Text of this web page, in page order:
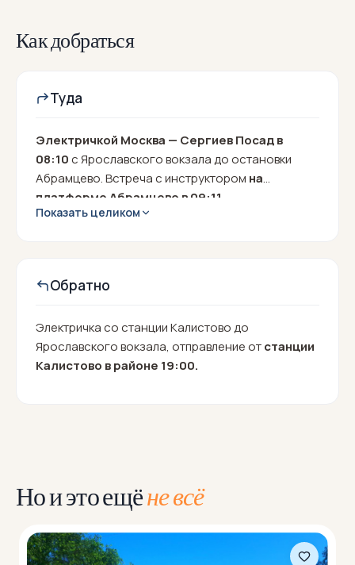
Как добраться
Туда
Электричкой Москва — Сергиев Посад в
08:10с Ярославского вокзала до остановки
Абрамцево. Встреча с инструктором на
платформе Абрамцево в 09:11.
Показать целиком
Обратно
Электричка со станции Калистово до
Ярославского вокзала, отправление отстанции
Калистово в районе 19:00.
Но и это ещёне всё